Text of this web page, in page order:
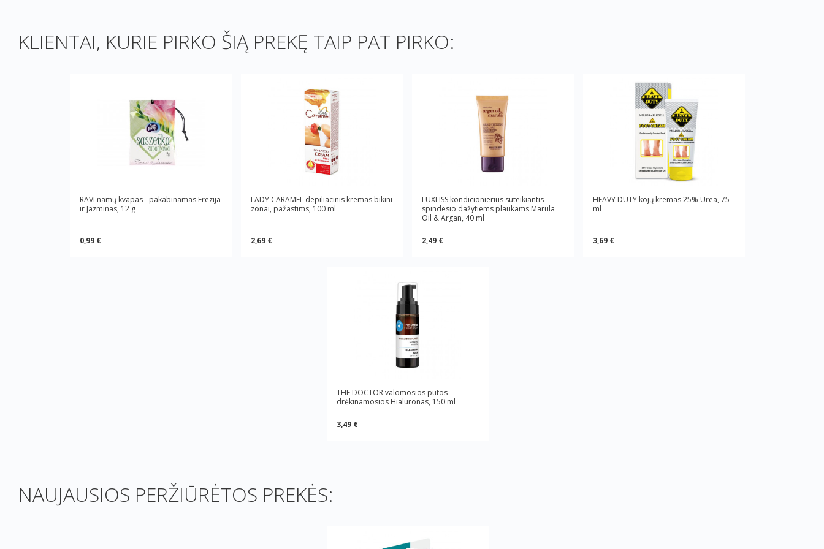
KLIENTAI, KURIE PIRKO ŠIĄ PREKĘ TAIP PAT PIRKO:
RAVI namų kvapas - pakabinamas Frezija
ir Jazminas, 12 g
0,99 €
LADY CARAMEL depiliacinis kremas bikini
zonai, pažastims, 100 ml
2,69 €
LUXLISS kondicionierius suteikiantis
spindesio dažytiems plaukams Marula
Oil & Argan, 40 ml
2,49 €
HEAVY DUTY kojų kremas 25% Urea, 75
ml
3,69 €
THE DOCTOR valomosios putos
drėkinamosios Hialuronas, 150 ml
3,49 €
NAUJAUSIOS PERŽIŪRĖTOS PREKĖS: